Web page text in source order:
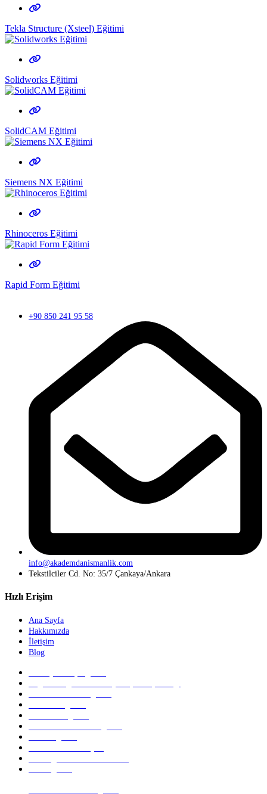
Tekla Structure (Xsteel) Eğitimi
Solidworks Eğitimi
SolidCAM Eğitimi
Siemens NX Eğitimi
Rhinoceros Eğitimi
Rapid Form Eğitimi
+90 850 241 95 58
info@akademdanismanlik.com
Tekstilciler Cd. No: 35/7 Çankaya/Ankara
Hızlı Erişim
Ana Sayfa
Hakkımızda
İletişim
Blog